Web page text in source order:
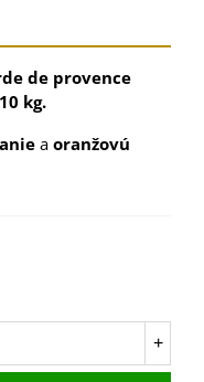
de provence
10 kg.
a oranžovú
+